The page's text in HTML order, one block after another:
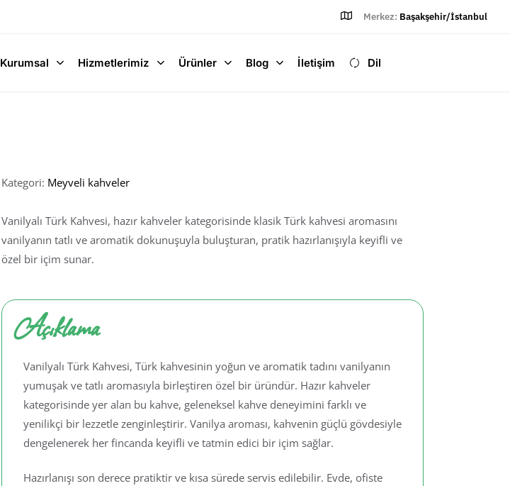
Merkez: Başakşehir/İstanbul
Kurumsal Hizmetlerimiz Ürünler Blog İletişim Dil
Kategori: Meyveli kahveler
Vanilyalı Türk Kahvesi, hazır kahveler kategorisinde klasik Türk kahvesi aromasını
vanilyanın tatlı ve aromatik dokunuşuyla buluşturan, pratik hazırlanışıyla keyifli ve
özel bir içim sunar.
Açıklama
Vanilyalı Türk Kahvesi, Türk kahvesinin yoğun ve aromatik tadını vanilyanın
yumuşak ve tatlı aromasıyla birleştiren özel bir üründür. Hazır kahveler
kategorisinde yer alan bu kahve, geleneksel kahve deneyimini farklı ve
yenilikçi bir lezzetle zenginleştirir. Vanilya aroması, kahvenin güçlü gövdesiyle
dengelenerek her fincanda keyifli ve tatmin edici bir içim sağlar.
Hazırlanışı son derece pratiktir ve kısa sürede servis edilebilir. Evde, ofiste